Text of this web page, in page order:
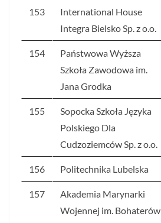
153
International House
Integra Bielsko Sp. z o.o.
154
Państwowa Wyższa
Szkoła Zawodowa im.
Jana Grodka
155
Sopocka Szkoła Języka
Polskiego Dla
Cudzoziemców Sp. z o.o.
156 Politechnika Lubelska
157
Akademia Marynarki
Wojennej im. Bohaterów